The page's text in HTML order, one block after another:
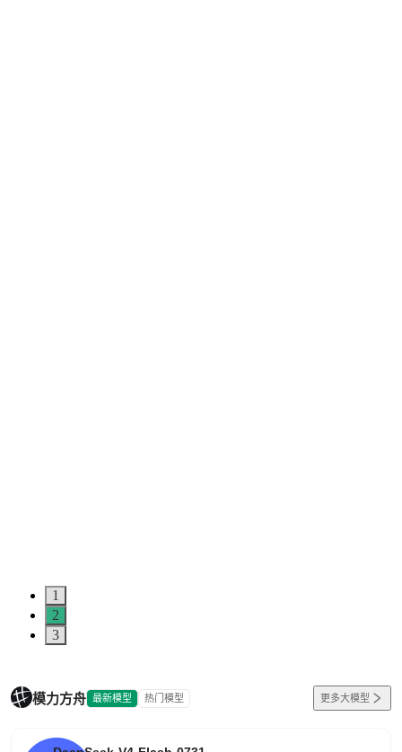
1
2
3
模力方舟 最新模型 热门模型 更多大模型